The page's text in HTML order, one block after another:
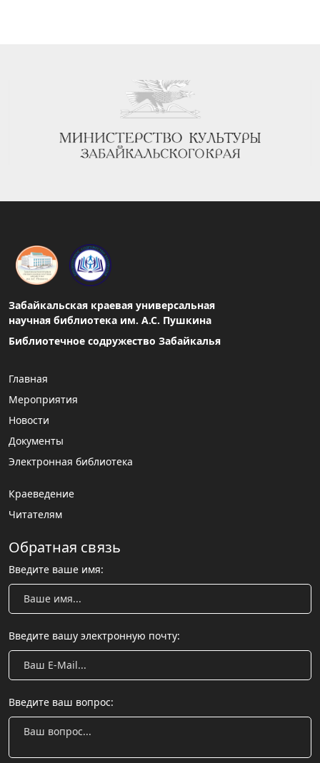
Забайкальская краевая универсальная
научная библиотека им. А.С. Пушкина
Библиотечное содружество Забайкалья
Главная
Мероприятия
Новости
Документы
Электронная библиотека
Краеведение
Читателям
Обратная связь
Введите ваше имя:
Введите вашу электронную почту:
Введите ваш вопрос: